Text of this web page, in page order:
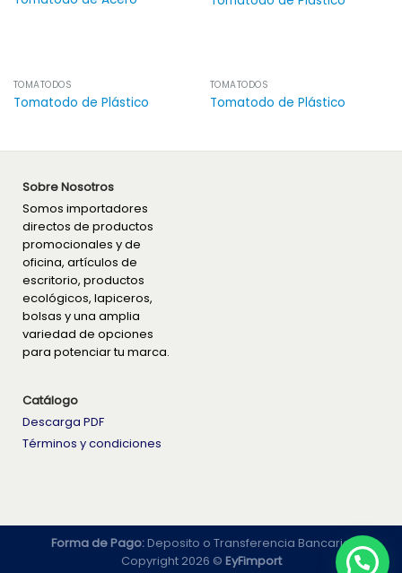
TOMATODOS
Tomatodo de Plástico
TOMATODOS
Tomatodo de Plástico
Sobre Nosotros
Somos importadores
directos de productos
promocionales y de
oficina, artículos de
escritorio, productos
ecológicos, lapiceros,
bolsas y una amplia
variedad de opciones
para potenciar tu marca.
Catálogo
Descarga PDF
Términos y condiciones
Forma de Pago:Deposito o Transferencia Bancaria
Copyright 2026 © EyFimport